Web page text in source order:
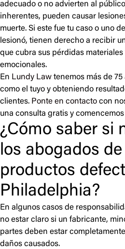
adecuado o no advierten al
inherentes, pueden causar
muerte. Si este fue tu caso o uno
lesionó, tienen derecho a recibir
que cubra sus pérdidas
emocionales.
En Lundy Law tenemos más de
como el tuyo y obteniendo
clientes. Ponte en contacto con
una consulta gratis y
¿Cómo saber si
los abogados
productos
Philadelphia?
En algunos casos de
no estar claro si un fabricante,
partes deben estar
daños causados.